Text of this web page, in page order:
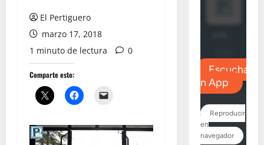
El Pertiguero
marzo 17, 2018
1 minuto de lectura
0
Comparte esto: